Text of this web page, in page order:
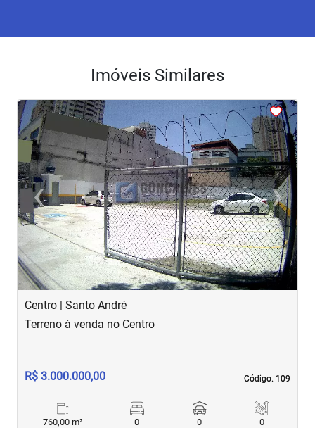
Imóveis Similares
<<<<
‹Previous ›Next
Centro | Santo André
Código. 109
Código. 109
Terreno à venda no Centro
R$ 3.000.000,00
760,00 m²
0
0
0